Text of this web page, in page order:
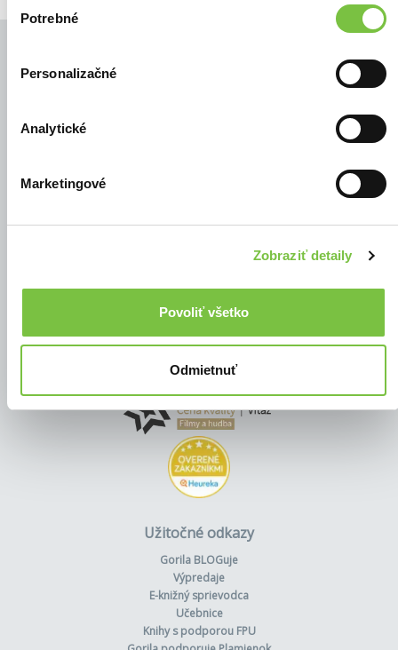
súhlasu
Potrebné
Personalizačné
Analytické
Marketingové
Zobraziť detaily
Povoliť všetko
Odmietnuť
Užitočné odkazy
Gorila BLOGuje
Výpredaje
E-knižný sprievodca
Učebnice
Knihy s podporou FPU